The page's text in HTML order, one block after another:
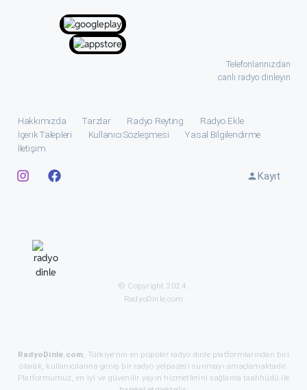
Telefonlarınızdan
canlı radyo dinleyin
Hakkımızda Tarzlar Radyo Reyting
Radyo Ekle
İçerik Talepleri
Kullanıcı Sözleşmesi
Yasal Bilgilendirme
İletişim
Kayıt
© Copyright 2024.
RadyoDinle.com
RadyoDinle.com; Türkiye’nin en popüler radyo dinle platformlarından biri
olarak, kullanıcılarına geniş bir radyo yelpazesi sunmayı amaçlamaktadır.
Platformumuz, en iyi ve güvenilir yayın hizmetlerini sağlama taahhüdü ile